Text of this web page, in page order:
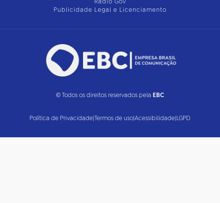
Publicidade Legal e Licenciamento
© Todos os direitos reservados pela EBC
Política de Privacidade|Termos de uso|Acessibilidade|LGPD